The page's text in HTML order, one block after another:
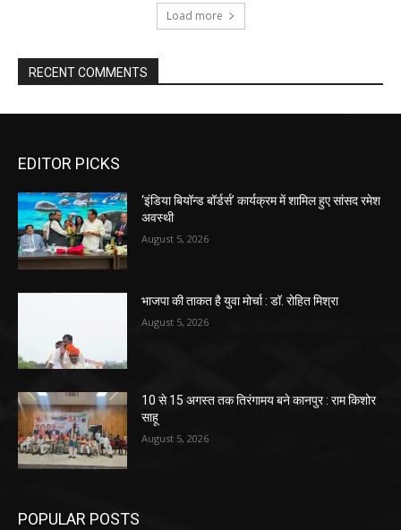
Load more
RECENT COMMENTS
EDITOR PICKS
‘इंडिया बियॉन्ड बॉर्डर्स’ कार्यक्रम में शामिल हुए सांसद रमेश
अवस्थी
August 5, 2026
भाजपा की ताकत है युवा मोर्चा : डॉ. रोहित मिश्रा
August 5, 2026
10 से 15 अगस्त तक तिरंगामय बने कानपुर : राम किशोर
साहू
August 5, 2026
POPULAR POSTS